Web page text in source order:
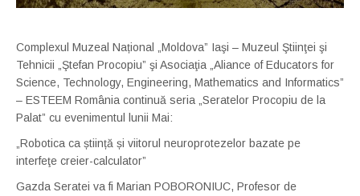
Complexul Muzeal Național „Moldova” Iaşi – Muzeul Ştiinţei şi
Tehnicii „Ştefan Procopiu” şi Asociaţia „Aliance of Educators for
Science, Technology, Engineering, Mathematics and Informatics”
– ESTEEM România continuă seria „Seratelor Procopiu de la
Palat” cu evenimentul lunii Mai:
„Robotica ca știință și viitorul neuroprotezelor bazate pe
interfeţe creier-calculator”
Gazda Seratei va fi Marian POBORONIUC, Profesor de